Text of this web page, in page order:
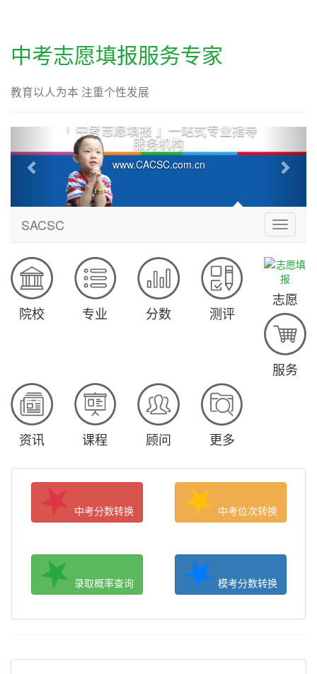
中考志愿填报服务专家
教育以人为本 注重个性发展
指导
成都昊天嘉华教育咨询有限
HaoTian Eduplus Consulting Co.,
SACSC
导
SACSC
院校 专业 分数 测评
志愿
服务
资讯 课程 顾问 更多
中考分数转换 中考位次转换
录取概率查询 模考分数转换